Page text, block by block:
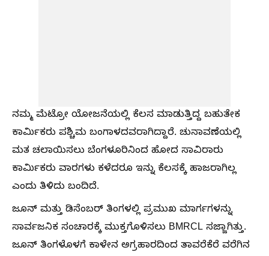
ನಮ್ಮ ಮೆಟ್ರೋ ಯೋಜನೆಯಲ್ಲಿ ಕೆಲಸ ಮಾಡುತ್ತಿದ್ದ ಬಹುತೇಕ
ಕಾರ್ಮಿಕರು ಪಶ್ಚಿಮ ಬಂಗಾಳದವರಾಗಿದ್ದಾರೆ. ಚುನಾವಣೆಯಲ್ಲಿ
ಮತ ಚಲಾಯಿಸಲು ಬೆಂಗಳೂರಿನಿಂದ ಹೋದ ಸಾವಿರಾರು
ಕಾರ್ಮಿಕರು ವಾರಗಳು ಕಳೆದರೂ ಇನ್ನು ಕೆಲಸಕ್ಕೆ ಹಾಜರಾಗಿಲ್ಲ
ಎಂದು ತಿಳಿದು ಬಂದಿದೆ.
ಜೂನ್ ಮತ್ತು ಡಿಸೆಂಬರ್ ತಿಂಗಳಲ್ಲಿ ಪ್ರಮುಖ ಮಾರ್ಗಗಳನ್ನು
ಸಾರ್ವಜನಿಕ ಸಂಚಾರಕ್ಕೆ ಮುಕ್ತಗೊಳಿಸಲು BMRCL ಸಜ್ಜಾಗಿತ್ತು.
ಜೂನ್ ತಿಂಗಳೊಳಗೆ ಕಾಳೇನ ಅಗ್ರಹಾರದಿಂದ ತಾವರೆಕೆರೆ ವರೆಗಿನ